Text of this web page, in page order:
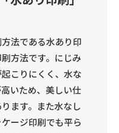
法である水あり印
方法です。にじみ
こりにくく、水な
いため、美しい仕
ます。また水なし
ージ印刷でも平ら